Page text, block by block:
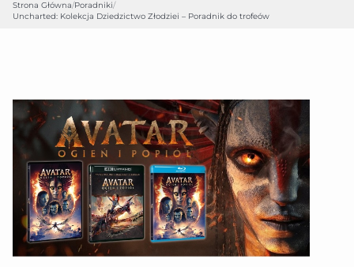
Strona Główna/Poradniki/
Uncharted: Kolekcja Dziedzictwo Złodziei – Poradnik do trofeów